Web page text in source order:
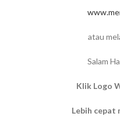
atau
Salam
Klik Logo
Lebih cepat